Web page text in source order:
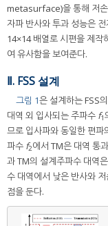
metasurface)을 통해 저
자파 반사와 투과 성능은
14×14 배열로 시편을 제작
여 유사함을 보여준다.
Ⅱ. FSS 설계
그림 1은 설계하는 FSS
대역 외 입사되는 주파수 f1
므로 입사파와 동일한 편파
파수 f2에서 TM은 대역 통
과 TM의 설계주파수 대역
수 대역에서 낮은 반사와
점을 둔다.